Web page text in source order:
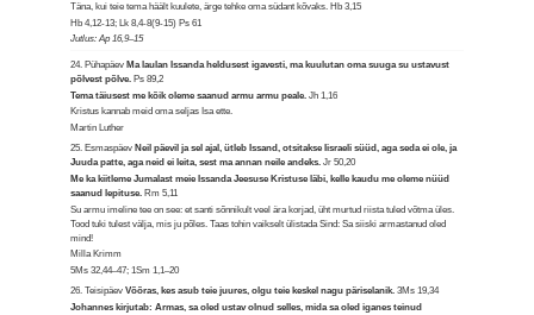
Täna, kui teie tema häält kuulete, ärge tehke oma südant kõvaks. Hb 3,15
Hb 4,12-13; Lk 8,4-8(9-15) Ps 61
Jutlus: Ap 16,9–15
24. Pühapäev Ma laulan Issanda heldusest igavesti, ma kuulutan oma suuga su ustavust
põlvest põlve. Ps 89,2
Tema täiusest me kõik oleme saanud armu armu peale.Jh 1,16
Kristus kannab meid oma seljas Isa ette.
Martin Luther
25. Esmaspäev Neil päevil ja sel ajal, ütleb Issand, otsitakse Iisraeli süüd, aga seda ei ole, ja
Juuda patte, aga neid ei leita, sest ma annan neile andeks.Jr 50,20
Me ka kiitleme Jumalast meie Issanda Jeesuse Kristuse läbi, kelle kaudu me oleme nüüd
saanud lepituse. Rm 5,11
Su armu imeline tee on see: et santi sõnnikult veel ära korjad, üht murtud riista tuled võtma üles.
Tood tuki tulest välja, mis ju põles. Taas tohin vaikselt ülistada Sind: Sa siiski armastanud oled
mind!
Milla Krimm
5Ms 32,44–47; 1Sm 1,1–20
26. TeisipäevVõõras, kes asub teie juures, olgu teie keskel nagu päriselanik.3Ms 19,34
Johannes kirjutab: Armas, sa oled ustav olnud selles, mida sa oled iganes teinud